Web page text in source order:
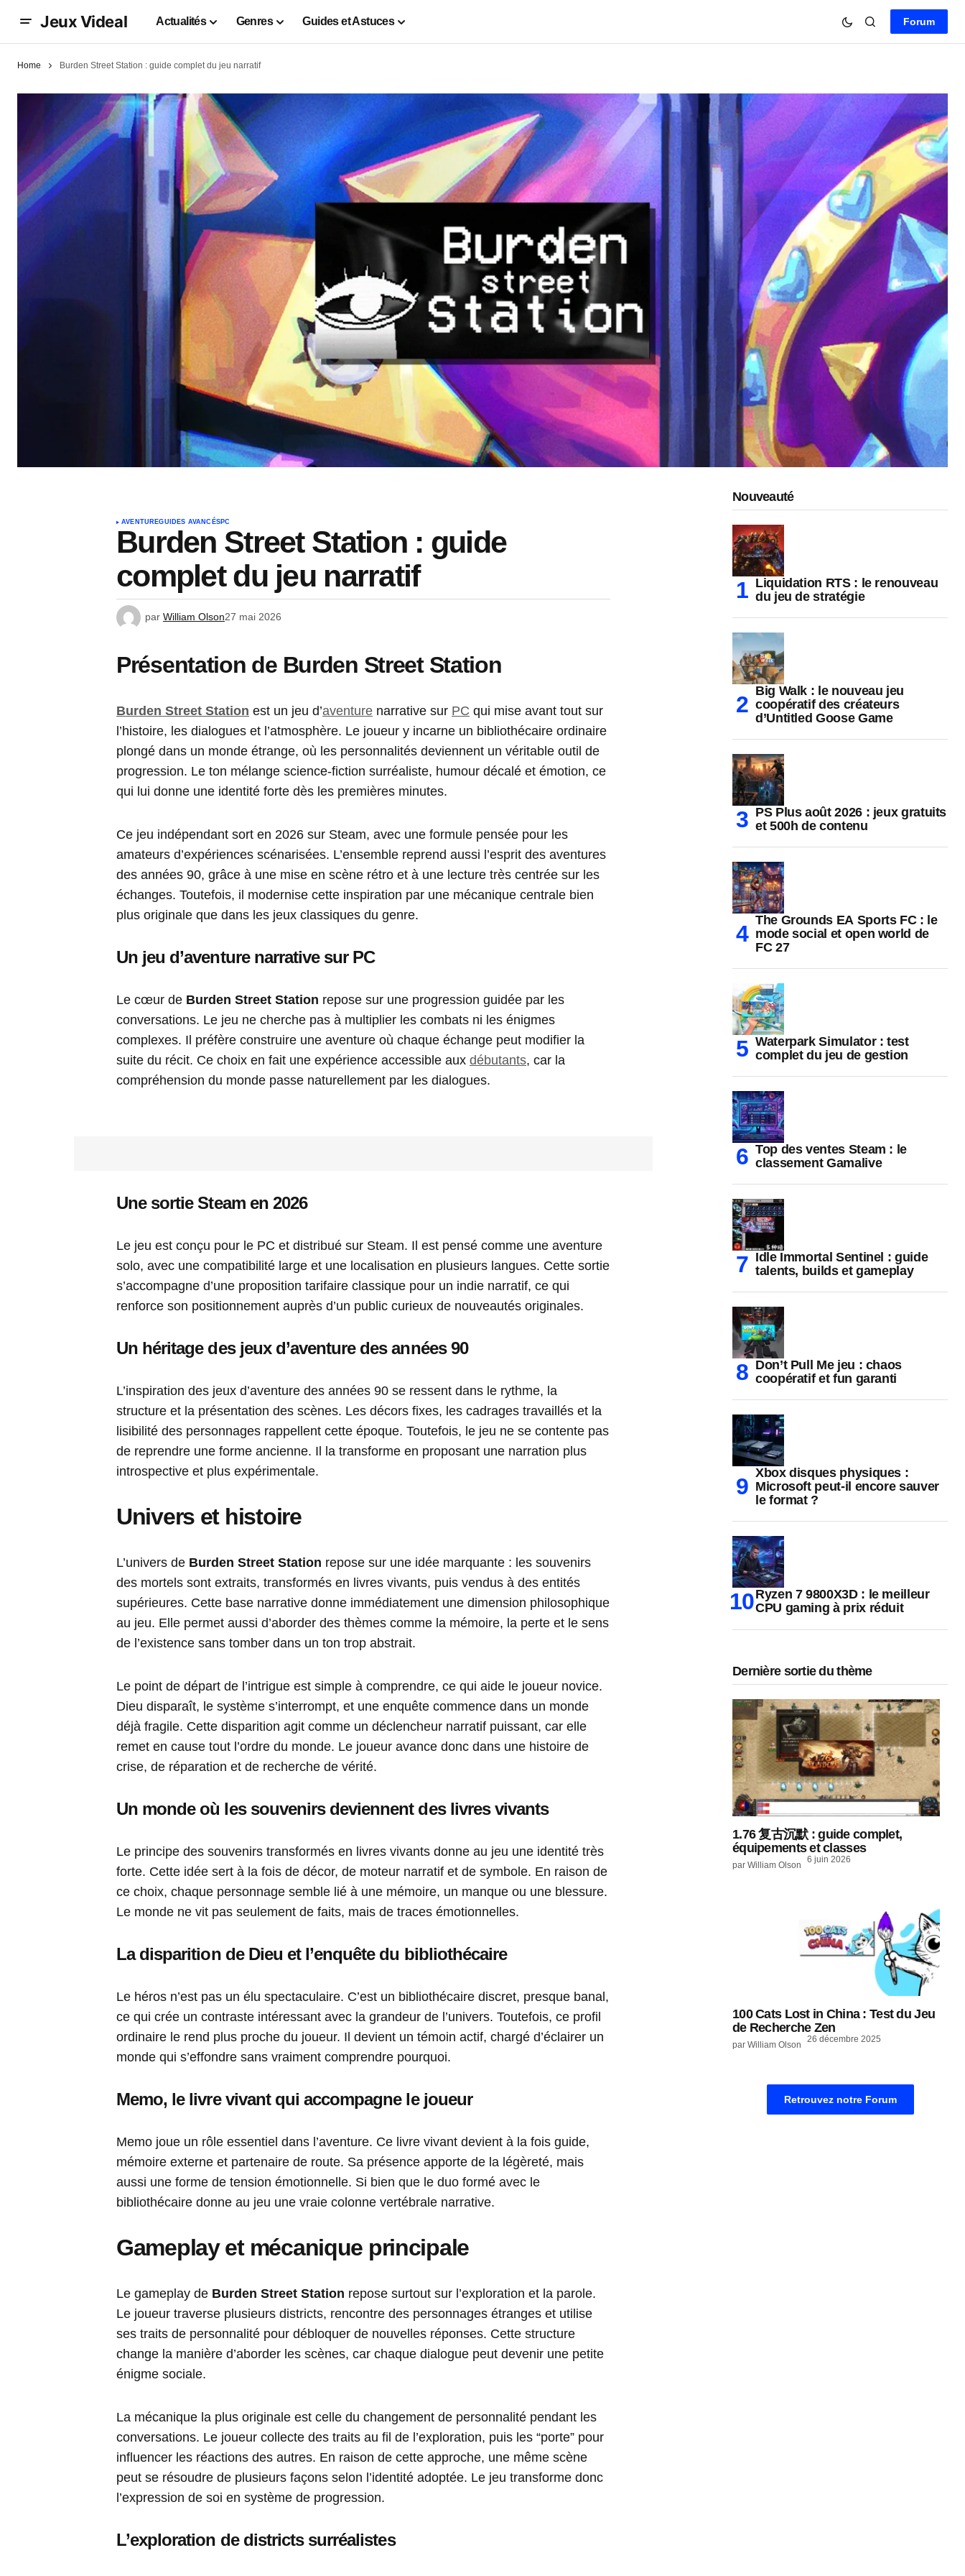
Jeux Videal Actualités Genres Guides et Astuces Forum
Home Burden Street Station : guide complet du jeu narratif
AVENTUREGUIDES AVANCÉSPC
Burden Street Station : guide
complet du jeu narratif
par William Olson27 mai 2026
Présentation de Burden Street Station
Burden Street Station est un jeu d’aventure narrative sur PC qui mise avant tout sur
l’histoire, les dialogues et l’atmosphère. Le joueur y incarne un bibliothécaire ordinaire
plongé dans un monde étrange, où les personnalités deviennent un véritable outil de
progression. Le ton mélange science-fiction surréaliste, humour décalé et émotion, ce
qui lui donne une identité forte dès les premières minutes.
Ce jeu indépendant sort en 2026 sur Steam, avec une formule pensée pour les
amateurs d’expériences scénarisées. L’ensemble reprend aussi l’esprit des aventures
des années 90, grâce à une mise en scène rétro et à une lecture très centrée sur les
échanges. Toutefois, il modernise cette inspiration par une mécanique centrale bien
plus originale que dans les jeux classiques du genre.
Un jeu d’aventure narrative sur PC
Le cœur de Burden Street Station repose sur une progression guidée par les
conversations. Le jeu ne cherche pas à multiplier les combats ni les énigmes
complexes. Il préfère construire une aventure où chaque échange peut modifier la
suite du récit. Ce choix en fait une expérience accessible aux débutants, car la
compréhension du monde passe naturellement par les dialogues.
Une sortie Steam en 2026
Le jeu est conçu pour le PC et distribué sur Steam. Il est pensé comme une aventure
solo, avec une compatibilité large et une localisation en plusieurs langues. Cette sortie
s’accompagne d’une proposition tarifaire classique pour un indie narratif, ce qui
renforce son positionnement auprès d’un public curieux de nouveautés originales.
Un héritage des jeux d’aventure des années 90
L’inspiration des jeux d’aventure des années 90 se ressent dans le rythme, la
structure et la présentation des scènes. Les décors fixes, les cadrages travaillés et la
lisibilité des personnages rappellent cette époque. Toutefois, le jeu ne se contente pas
de reprendre une forme ancienne. Il la transforme en proposant une narration plus
introspective et plus expérimentale.
Univers et histoire
L’univers de Burden Street Station repose sur une idée marquante : les souvenirs
des mortels sont extraits, transformés en livres vivants, puis vendus à des entités
supérieures. Cette base narrative donne immédiatement une dimension philosophique
au jeu. Elle permet aussi d’aborder des thèmes comme la mémoire, la perte et le sens
de l’existence sans tomber dans un ton trop abstrait.
Le point de départ de l’intrigue est simple à comprendre, ce qui aide le joueur novice.
Dieu disparaît, le système s’interrompt, et une enquête commence dans un monde
déjà fragile. Cette disparition agit comme un déclencheur narratif puissant, car elle
remet en cause tout l’ordre du monde. Le joueur avance donc dans une histoire de
crise, de réparation et de recherche de vérité.
Un monde où les souvenirs deviennent des livres vivants
Le principe des souvenirs transformés en livres vivants donne au jeu une identité très
forte. Cette idée sert à la fois de décor, de moteur narratif et de symbole. En raison de
ce choix, chaque personnage semble lié à une mémoire, un manque ou une blessure.
Le monde ne vit pas seulement de faits, mais de traces émotionnelles.
La disparition de Dieu et l’enquête du bibliothécaire
Le héros n’est pas un élu spectaculaire. C’est un bibliothécaire discret, presque banal,
ce qui crée un contraste intéressant avec la grandeur de l’univers. Toutefois, ce profil
ordinaire le rend plus proche du joueur. Il devient un témoin actif, chargé d’éclairer un
monde qui s’effondre sans vraiment comprendre pourquoi.
Memo, le livre vivant qui accompagne le joueur
Memo joue un rôle essentiel dans l’aventure. Ce livre vivant devient à la fois guide,
mémoire externe et partenaire de route. Sa présence apporte de la légèreté, mais
aussi une forme de tension émotionnelle. Si bien que le duo formé avec le
bibliothécaire donne au jeu une vraie colonne vertébrale narrative.
Gameplay et mécanique principale
Le gameplay de Burden Street Station repose surtout sur l’exploration et la parole.
Le joueur traverse plusieurs districts, rencontre des personnages étranges et utilise
ses traits de personnalité pour débloquer de nouvelles réponses. Cette structure
change la manière d’aborder les scènes, car chaque dialogue peut devenir une petite
énigme sociale.
La mécanique la plus originale est celle du changement de personnalité pendant les
conversations. Le joueur collecte des traits au fil de l’exploration, puis les “porte” pour
influencer les réactions des autres. En raison de cette approche, une même scène
peut se résoudre de plusieurs façons selon l’identité adoptée. Le jeu transforme donc
l’expression de soi en système de progression.
L’exploration de districts surréalistes
Nouveauté
Liquidation RTS : le renouveau
du jeu de stratégie
Big Walk : le nouveau jeu
coopératif des créateurs
d’Untitled Goose Game
PS Plus août 2026 : jeux gratuits
et 500h de contenu
The Grounds EA Sports FC : le
mode social et open world de
FC 27
Waterpark Simulator : test
complet du jeu de gestion
Top des ventes Steam : le
classement Gamalive
Idle Immortal Sentinel : guide
talents, builds et gameplay
Don’t Pull Me jeu : chaos
coopératif et fun garanti
Xbox disques physiques :
Microsoft peut-il encore sauver
le format ?
Ryzen 7 9800X3D : le meilleur
CPU gaming à prix réduit
Dernière sortie du thème
1.76 复古沉默 : guide complet,
équipements et classes
par William Olson
6 juin 2026
100 Cats Lost in China : Test du Jeu
de Recherche Zen
par William Olson
26 décembre 2025
Retrouvez notre Forum